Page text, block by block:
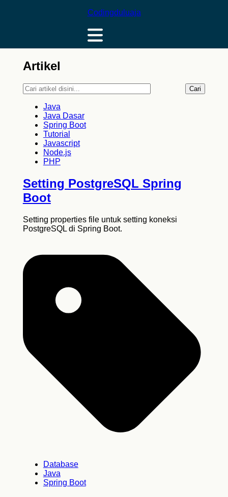
Codingduluaja
Artikel
Cari
Java
Java Dasar
Spring Boot
Tutorial
Javascript
Node.js
PHP
Setting PostgreSQL Spring
Boot
Setting properties file untuk setting koneksi
PostgreSQL di Spring Boot.
Database
Java
Spring Boot